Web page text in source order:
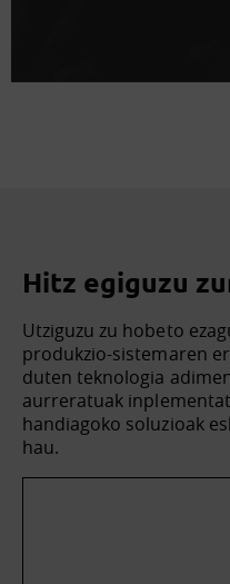
Hitz egiguzu
Utziguzu zu hobeto
produkzio-sistemaren
duten teknologia
aurreratuak
handiagoko soluzioak
hau.